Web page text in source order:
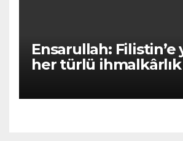
Ensarullah: Filistin’e
her türlü